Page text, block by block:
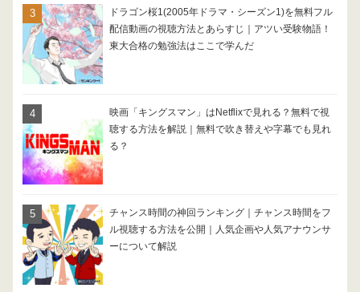
ドラゴン桜1(2005年ドラマ・シーズン1)を無料フル
配信動画の視聴方法とあらすじ｜アツい受験物語！
東大合格の勉強法はここで学んだ
映画「キングスマン」はNetflixで見れる？無料で視
聴する方法を解説｜無料で吹き替えや字幕でも見れ
る？
チャンス時間の神回ランキング｜チャンス時間をフ
ル視聴する方法を公開｜人気企画や人気アナウンサ
ーについて解説